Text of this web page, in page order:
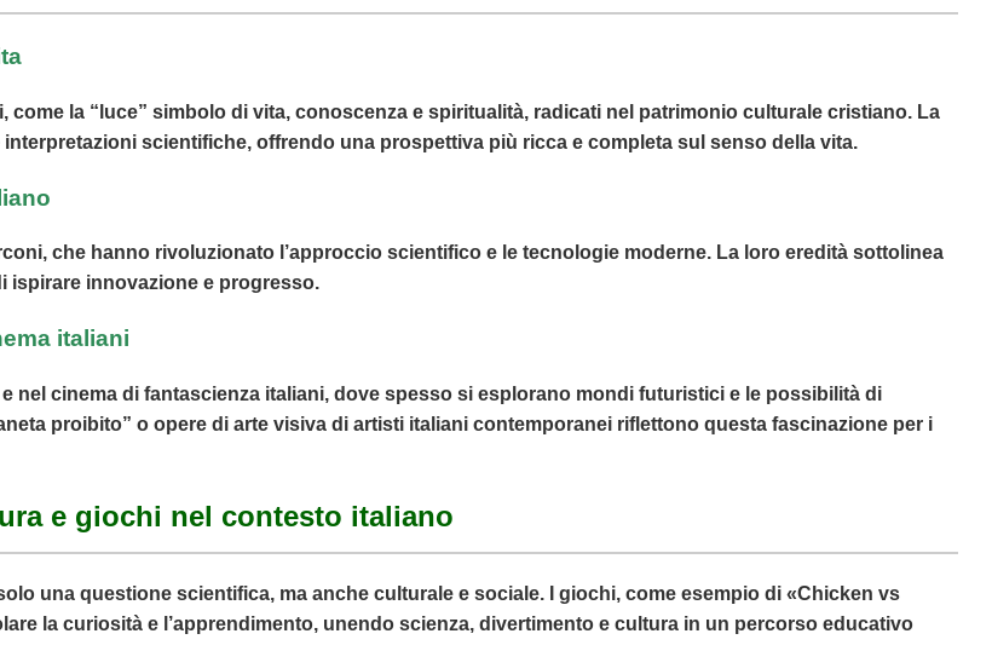
come la “luce” simbolo di vita, conoscenza e spiritualità, radicati nel patrimonio culturale cristiano. La
scientifiche, offrendo una prospettiva più ricca e completa sul senso della vita.
che hanno rivoluzionato l’approccio scientifico e le tecnologie moderne. La loro eredità sottolinea
ispirare innovazione e progresso.
italiani
nel cinema di fantascienza italiani, dove spesso si esplorano mondi futuristici e le possibilità di
proibito” o opere di arte visiva di artisti italiani contemporanei riflettono questa fascinazione per i
e giochi nel contesto italiano
una questione scientifica, ma anche culturale e sociale. I giochi, come esempio di «Chicken vs
la curiosità e l’apprendimento, unendo scienza, divertimento e cultura in un percorso educativo